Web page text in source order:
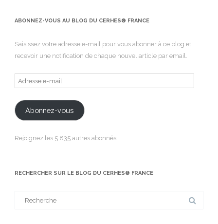
ABONNEZ-VOUS AU BLOG DU CERHES® FRANCE
Saisissez votre adresse e-mail pour vous abonner à ce blog et
recevoir une notification de chaque nouvel article par email.
Adresse
e-
mail
Abonnez-vous
Rejoignez les 5 835 autres abonnés
RECHERCHER SUR LE BLOG DU CERHES® FRANCE